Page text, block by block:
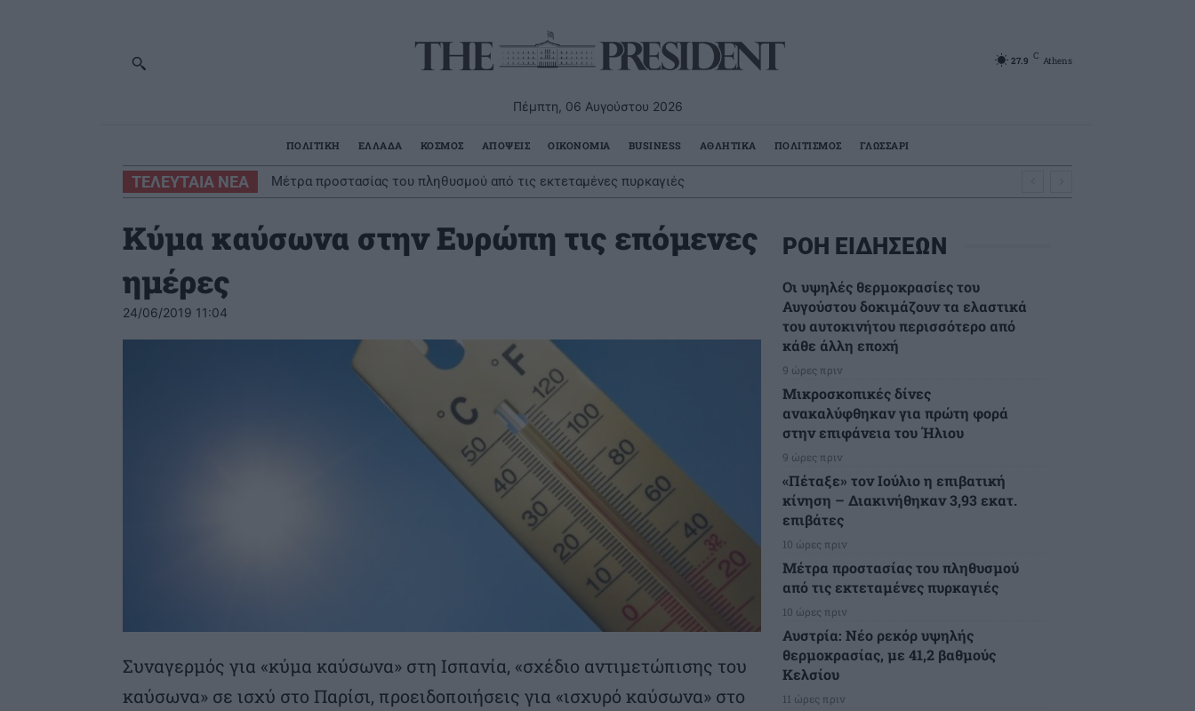
Πέμπτη, 06 Αυγούστου 2026
27.9 C Athens
ΠΟΛΙΤΙΚΗ ΕΛΛΑΔΑ ΚΟΣΜΟΣ ΑΠΟΨΕΙΣ ΟΙΚΟΝΟΜΙΑ BUSINESS ΑΘΛΗΤΙΚΑ ΠΟΛΙΤΙΣΜΟΣ ΓΛΩΣΣΑΡΙ
ΤΕΛΕΥΤΑΙΑ ΝΕΑ Μέτρα προστασίας του πληθυσμού από τις εκτεταμένες πυρκαγιές
Κύμα καύσωνα στην Ευρώπη τις επόμενες
ημέρες
24/06/2019 11:04
Συναγερμός για «κύμα καύσωνα» στη Ισπανία, «σχέδιο αντιμετώπισης του
καύσωνα» σε ισχύ στο Παρίσι, προειδοποιήσεις για «ισχυρό καύσωνα» στο
ΡΟΗ ΕΙΔΗΣΕΩΝ
Οι υψηλές θερμοκρασίες του
Αυγούστου δοκιμάζουν τα ελαστικά
του αυτοκινήτου περισσότερο από
κάθε άλλη εποχή
9 ώρες πριν
Μικροσκοπικές δίνες
ανακαλύφθηκαν για πρώτη φορά
στην επιφάνεια του Ήλιου
9 ώρες πριν
«Πέταξε» τον Ιούλιο η επιβατική
κίνηση – Διακινήθηκαν 3,93 εκατ.
επιβάτες
10 ώρες πριν
Μέτρα προστασίας του πληθυσμού
από τις εκτεταμένες πυρκαγιές
10 ώρες πριν
Αυστρία: Νέο ρεκόρ υψηλής
θερμοκρασίας, με 41,2 βαθμούς
Κελσίου
11 ώρες πριν